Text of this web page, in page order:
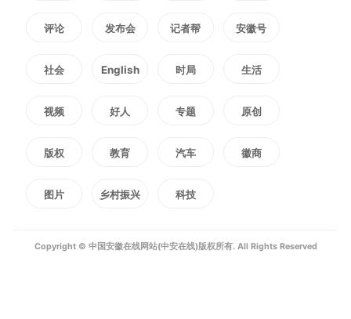
（记者 史睿雯）
2964 微信
评论 发布会 记者帮 安徽号
社会 English 时局 生活
视频 好人 专题 原创
版权 教育 汽车 徽商
图片 乡村振兴 科技
Copyright © 中国安徽在线网站(中安在线)版权所有. All Rights Reserved